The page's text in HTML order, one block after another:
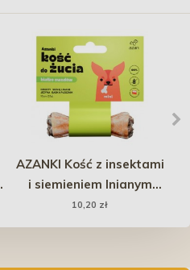
AZANKI Kość z insektami
i siemieniem lnianym
MINI 10 cm
10,20 zł